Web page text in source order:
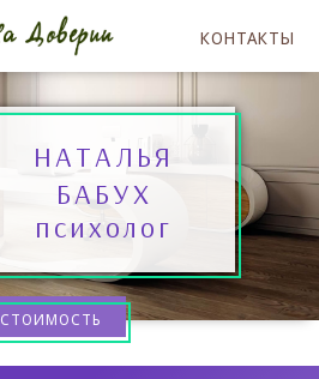
КОНТАКТЫ
НАТАЛЬЯ
БАБУХ
психолог
СТОИМОСТЬ